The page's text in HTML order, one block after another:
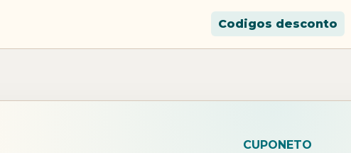
Codigos desconto
CUPONETO